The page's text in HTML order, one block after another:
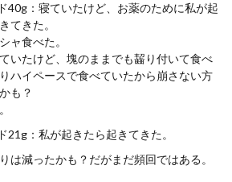
40g：寝ていたけど、お薬のために私が起
てきた。
ャ食べた。
いたけど、塊のままでも齧り付いて食べ
ハイペースで食べていたから崩さない方
も？
21g：私が起きたら起きてきた。
は減ったかも？だがまだ頻回ではある。